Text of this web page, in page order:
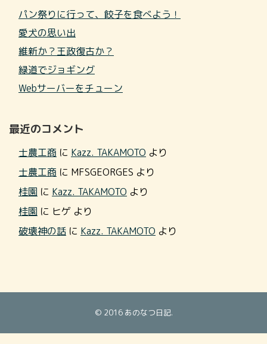
パン祭りに行って、餃子を食べよう！
愛犬の思い出
維新か？王政復古か？
緑道でジョギング
Webサーバーをチューン
最近のコメント
士農工商 に Kazz. TAKAMOTO より
士農工商 に MFSGEORGES より
桂園 に Kazz. TAKAMOTO より
桂園 に ヒゲ より
破壊神の話 に Kazz. TAKAMOTO より
© 2016 あのなつ日記.